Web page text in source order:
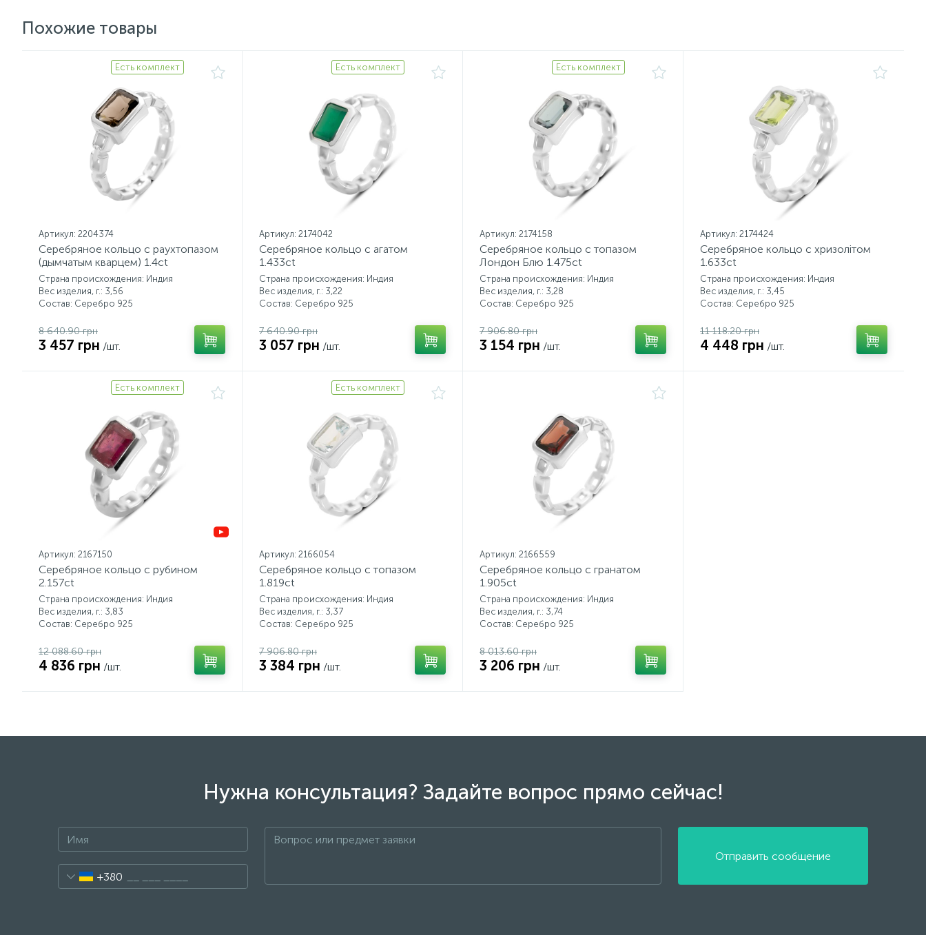
Похожие товары
Есть комплект
Артикул: 2204374
Серебряное кольцо с раухтопазом
(дымчатым кварцем) 1.4ct
Страна происхождения: Индия
Вес изделия, г.: 3,56
Состав: Серебро 925
8 640.90 грн
3 457 грн /шт.
Есть комплект
Артикул: 2174042
Серебряное кольцо с агатом
1.433ct
Страна происхождения: Индия
Вес изделия, г.: 3,22
Состав: Серебро 925
7 640.90 грн
3 057 грн /шт.
Есть комплект
Артикул: 2174158
Серебряное кольцо с топазом
Лондон Блю 1.475ct
Страна происхождения: Индия
Вес изделия, г.: 3,28
Состав: Серебро 925
7 906.80 грн
3 154 грн /шт.
Артикул: 2174424
Серебряное кольцо с хризолітом
1.633ct
Страна происхождения: Индия
Вес изделия, г.: 3,45
Состав: Серебро 925
11 118.20 грн
4 448 грн /шт.
Есть комплект
Артикул: 2167150
Серебряное кольцо с рубином
2.157ct
Страна происхождения: Индия
Вес изделия, г.: 3,83
Состав: Серебро 925
12 088.60 грн
4 836 грн /шт.
Есть комплект
Артикул: 2166054
Серебряное кольцо с топазом
1.819ct
Страна происхождения: Индия
Вес изделия, г.: 3,37
Состав: Серебро 925
7 906.80 грн
3 384 грн /шт.
Артикул: 2166559
Серебряное кольцо с гранатом
1.905ct
Страна происхождения: Индия
Вес изделия, г.: 3,74
Состав: Серебро 925
8 013.60 грн
3 206 грн /шт.
Нужна консультация? Задайте вопрос прямо сейчас!
+380
Отправить сообщение